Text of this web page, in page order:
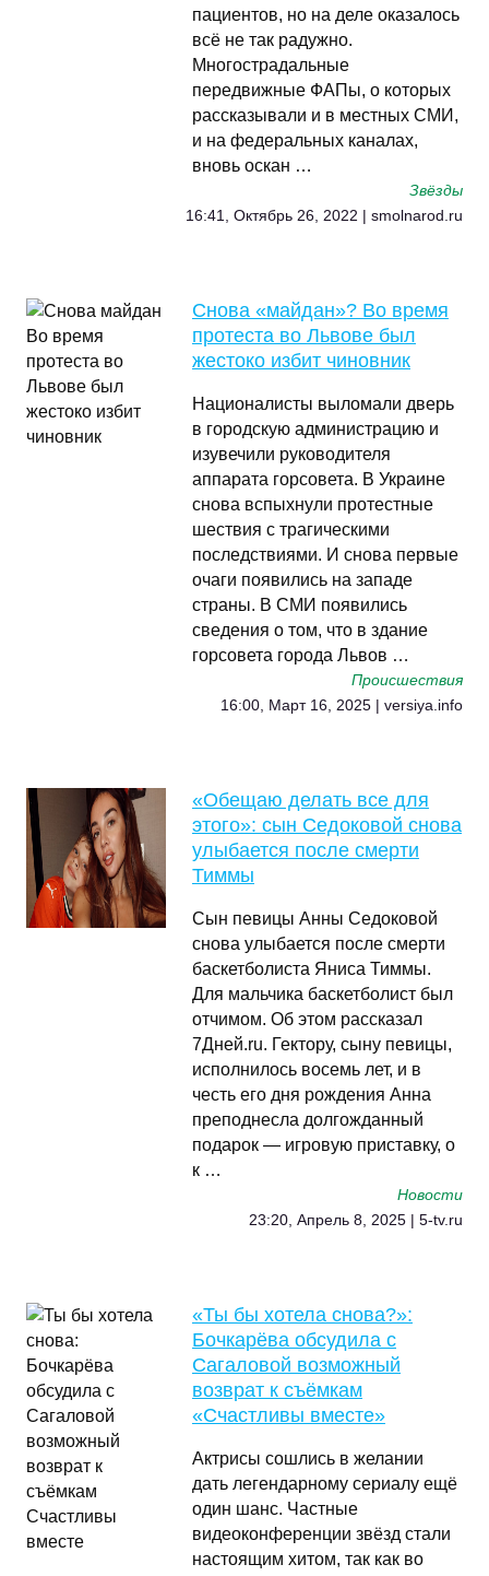
пациентов, но на деле оказалось
всё не так радужно.
Многострадальные
передвижные ФАПы, о которых
рассказывали и в местных СМИ,
и на федеральных каналах,
вновь оскан …
Звёзды
16:41, Октябрь 26, 2022 | smolnarod.ru
Снова «майдан»? Во время
протеста во Львове был
жестоко избит чиновник
Националисты выломали дверь
в городскую администрацию и
изувечили руководителя
аппарата горсовета. В Украине
снова вспыхнули протестные
шествия с трагическими
последствиями. И снова первые
очаги появились на западе
страны. В СМИ появились
сведения о том, что в здание
горсовета города Львов …
Происшествия
16:00, Март 16, 2025 | versiya.info
«Обещаю делать все для
этого»: сын Седоковой снова
улыбается после смерти
Тиммы
Сын певицы Анны Седоковой
снова улыбается после смерти
баскетболиста Яниса Тиммы.
Для мальчика баскетболист был
отчимом. Об этом рассказал
7Дней.ru. Гектору, сыну певицы,
исполнилось восемь лет, и в
честь его дня рождения Анна
преподнесла долгожданный
подарок — игровую приставку, о
к …
Новости
23:20, Апрель 8, 2025 | 5-tv.ru
«Ты бы хотела снова?»:
Бочкарёва обсудила с
Сагаловой возможный
возврат к съёмкам
«Счастливы вместе»
Актрисы сошлись в желании
дать легендарному сериалу ещё
один шанс. Частные
видеоконференции звёзд стали
настоящим хитом, так как во